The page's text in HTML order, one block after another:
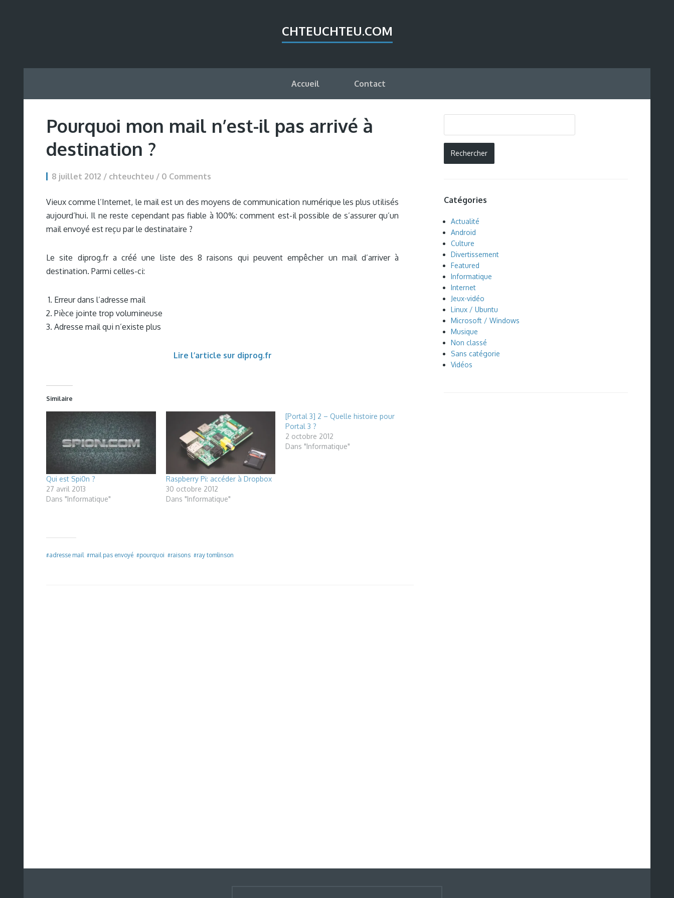
CHTEUCHTEU.COM
Accueil Contact
Pourquoi mon mail n’est-il pas arrivé à
destination ?
8 juillet 2012 / chteuchteu / 0 Comments
Vieux comme l’Internet, le mail est un des moyens de communication numérique les plus utilisés
aujourd’hui. Il ne reste cependant pas fiable à 100%: comment est-il possible de s’assurer qu’un
mail envoyé est reçu par le destinataire ?
Le site diprog.fr a créé une liste des 8 raisons qui peuvent empêcher un mail d’arriver à
destination. Parmi celles-ci:
Erreur dans l’adresse mail
Pièce jointe trop volumineuse
Adresse mail qui n’existe plus
Lire l’article sur diprog.fr
Similaire
Qui est Spi0n ?
27 avril 2013
Dans "Informatique"
Raspberry Pi: accéder à Dropbox
30 octobre 2012
Dans "Informatique"
[Portal 3] 2 – Quelle histoire pour
Portal 3 ?
2 octobre 2012
Dans "Informatique"
#adresse mail #mail pas envoyé #pourquoi #raisons #ray tomlinson
Catégories
Actualité
Android
Culture
Divertissement
Featured
Informatique
Internet
Jeux-vidéo
Linux / Ubuntu
Microsoft / Windows
Musique
Non classé
Sans catégorie
Vidéos